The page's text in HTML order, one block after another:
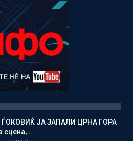
ЃОКОВИЌ ЈА ЗАПАЛИ ЦРНА ГОРА
сцена,…